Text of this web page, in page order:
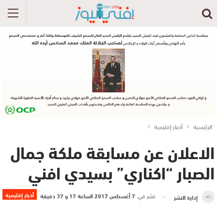
الرئيسية أخبار إقليمية
الاعلان عن مسابقة ملكة جمال
الصبار “اكناري” بسيدي افني
أخبار إقليمية إدارة النشر نشر في 7 أغسطس 2017 الساعة 17 و 37 دقيقة